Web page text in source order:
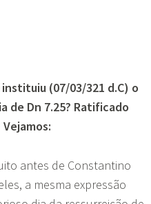
(07/03/321 d.C) o
de Dn 7.25? Ratificado
antes de Constantino
a mesma expressão